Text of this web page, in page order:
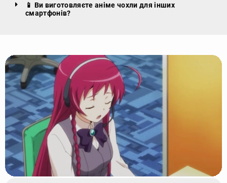
📱 Ви виготовляєте аніме чохли для інших
смартфонів?